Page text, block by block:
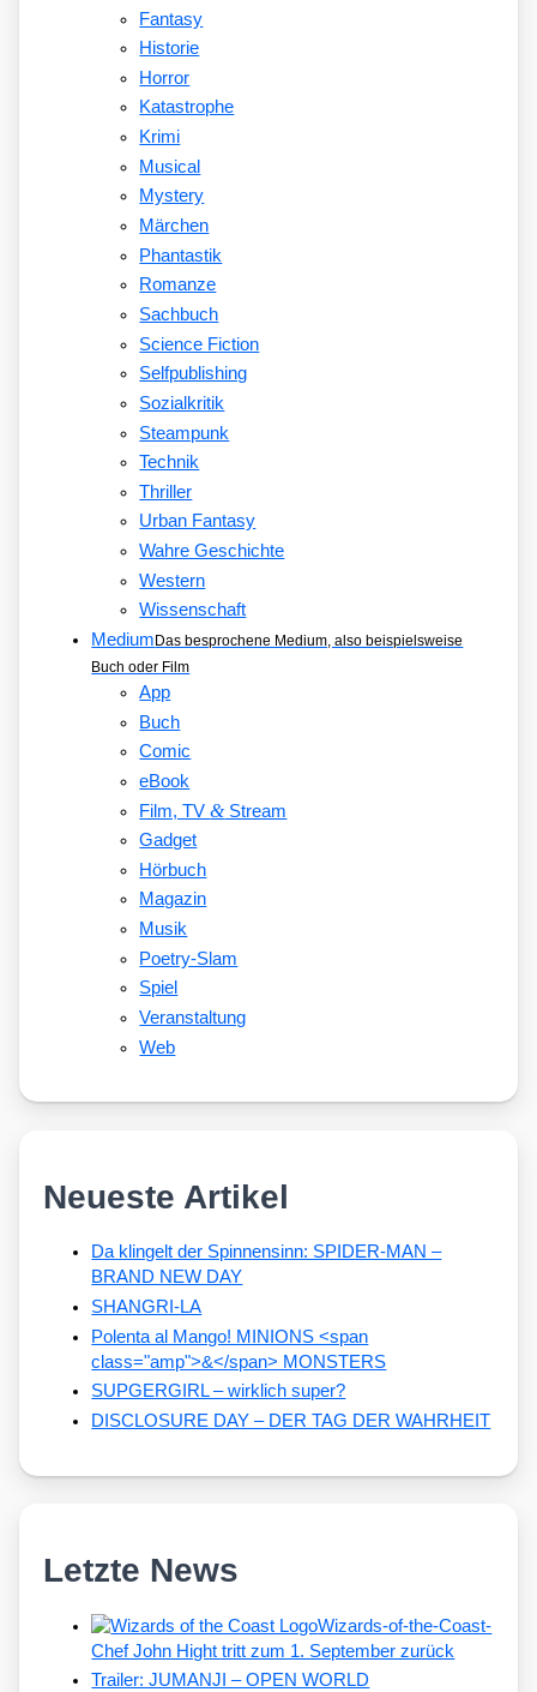
Fantasy
Historie
Horror
Katastrophe
Krimi
Musical
Mystery
Märchen
Phantastik
Romanze
Sachbuch
Science Fiction
Selfpublishing
Sozialkritik
Steampunk
Technik
Thriller
Urban Fantasy
Wahre Geschichte
Western
Wissenschaft
Medium Das besprochene Medium, also beispielsweise
Buch oder Film
App
Buch
Comic
eBook
Film, TV&Stream
Gadget
Hörbuch
Magazin
Musik
Poetry-Slam
Spiel
Veranstaltung
Web
Neueste Artikel
Da klingelt der Spinnensinn: SPIDER-MAN –
BRAND NEW DAY
SHANGRI-LA
Polenta al Mango! MINIONS <span
class="amp">&</span> MONSTERS
SUPGERGIRL – wirklich super?
DISCLOSURE DAY – DER TAG DER WAHRHEIT
Letzte News
Wizards-of-the-Coast-
Chef John Hight tritt zum 1. September zurück
Trailer: JUMANJI – OPEN WORLD